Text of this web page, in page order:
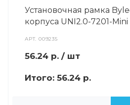
Установочная рамка
корпуса UNI2.0-7201-
АРТ.009235
56.24 р. / шт
Итого: 56.24 р.